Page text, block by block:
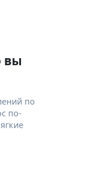
вы
по
по-